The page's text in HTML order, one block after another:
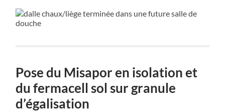
Pose du Misapor en isolation et
du fermacell sol sur granule
d’égalisation